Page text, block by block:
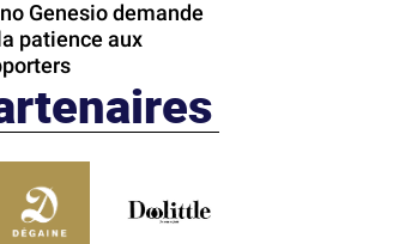
Genesio demande
patience aux